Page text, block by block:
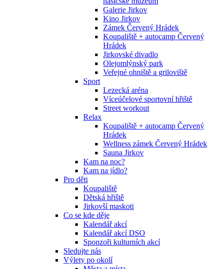
Galerie Jirkov
Kino Jirkov
Zámek Červený Hrádek
Koupaliště + autocamp Červený
Hrádek
Jirkovské divadlo
Olejomlýnský park
Veřejné ohniště a griloviště
Sport
Lezecká aréna
Víceúčelové sportovní hřiště
Street workout
Relax
Koupaliště + autocamp Červený
Hrádek
Wellness zámek Červený Hrádek
Sauna Jirkov
Kam na noc?
Kam na jídlo?
Pro děti
Koupaliště
Dětská hřiště
Jirkovší maskoti
Co se kde děje
Kalendář akcí
Kalendář akcí DSO
Sponzoři kulturních akcí
Sledujte nás
Výlety po okolí